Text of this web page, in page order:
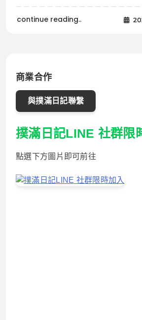
continue reading..
商業合作
與撲滿日記聯繫
撲滿日記LINE 社群限
點選下方圖片即可前往